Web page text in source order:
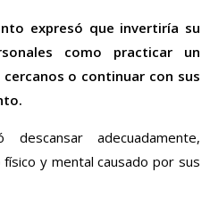
expresó que invertiría su
como practicar un
o continuar con sus
adecuadamente,
y mental causado por sus